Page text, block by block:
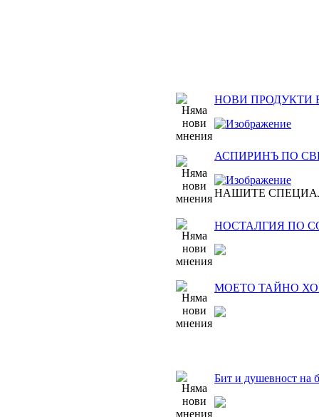
НОВИ ПРОДУКТИ
АСПИРИНЪ ПО
НАШИТЕ
НОСТАЛГИЯ ПО
МОЕТО ТАЙНО
Бит и душевност на